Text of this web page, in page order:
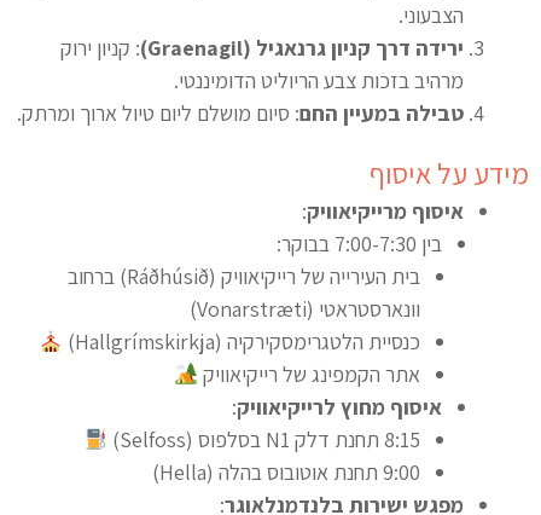
הצבעוני.
ירידה דרך קניון גרנאגיל (Graenagil)
: קניון ירוק
מרהיב בזכות צבע הריוליט הדומיננטי.
טבילה במעיין החם: סיום מושלם ליום טיול ארוך ומרתק.
מידע על איסוף
איסוף מרייקיאוויק:
בין 7:00-7:30 בבוקר:
בית העירייה של רייקיאוויק (Ráðhúsið) ברחוב
וונארסטראטי (Vonarstræti)
כנסיית הלטגרימסקירקיה (Hallgrímskirkja)
אתר הקמפינג של רייקיאוויק
איסוף מחוץ לרייקיאוויק:
8:15 תחנת דלק N1 בסלפוס (Selfoss)
9:00 תחנת אוטובוס בהלה (Hella)
מפגש ישירות בלנדמנלאוגר: